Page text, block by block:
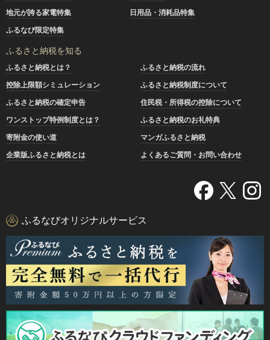
地元が誇る家電特集
日用品・消耗品特集
ふるなび限定特集
ふるさと納税を知る
ふるさと納税とは？
ふるさと納税の流れ
控除上限額シミュレーション
ふるさと納税制度について
ふるさと納税の確定申告
住民税・所得税の控除について
ワンストップ特例制度とは？
ふるさと納税のお礼特典
寄附金の使い道
マンガふるさと納税
企業版ふるさと納税とは
よくあるご質問・お問い合わせ
ふるなびオリジナルサービス